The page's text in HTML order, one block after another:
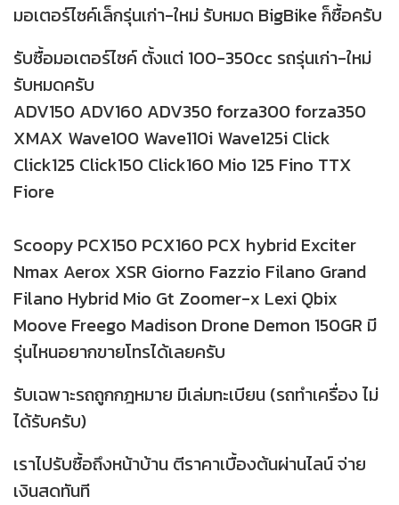
มอเตอร์ไซค์เล็กรุ่นเก่า-ใหม่ รับหมด BigBike ก็ซื้อครับ
รับซื้อมอเตอร์ไซค์ ตั้งแต่ 100-350cc รถรุ่นเก่า-ใหม่
รับหมดครับ
ADV150 ADV160 ADV350 forza300 forza350
XMAX Wave100 Wave110i Wave125i Click
Click125 Click150 Click160 Mio 125 Fino TTX
Fiore
Scoopy PCX150 PCX160 PCX hybrid Exciter
Nmax Aerox XSR Giorno Fazzio Filano Grand
Filano Hybrid Mio Gt Zoomer-x Lexi Qbix
Moove Freego Madison Drone Demon 150GR มี
รุ่นไหนอยากขายโทรได้เลยครับ
รับเฉพาะรถถูกกฎหมาย มีเล่มทะเบียน (รถทำเครื่อง ไม่
ได้รับครับ)
เราไปรับซื้อถึงหน้าบ้าน ตีราคาเบื้องต้นผ่านไลน์ จ่าย
เงินสดทันที